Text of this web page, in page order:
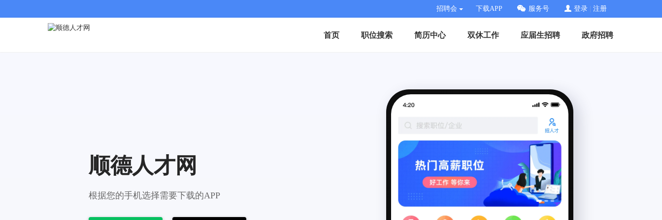
招聘会 下载APP 服务号 登录 注册
首页 职位搜索 简历中心 双休工作 应届生招聘 政府招聘
顺德人才网
根据您的手机选择需要下载的APP